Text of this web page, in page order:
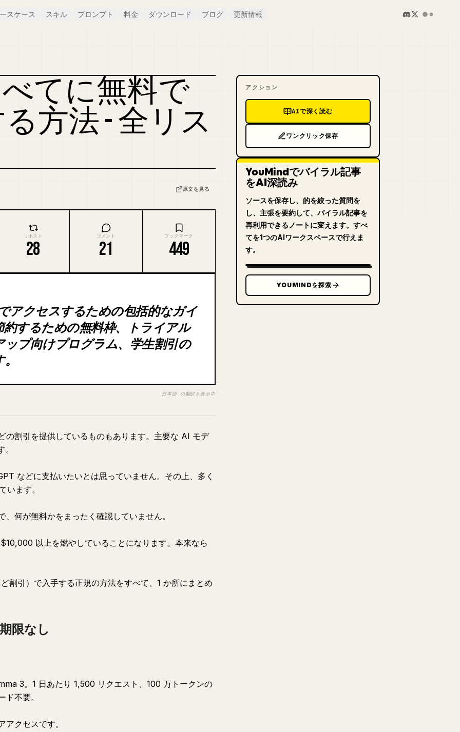
スケース スキル プロンプト 料金 ダウンロード ブログ 更新情報
カバーをリミックス
べてに無料で
方法 - 全リス
原文を見る
リポスト
28
コメント
21
ブックマーク
449
アクセスするための包括的なガイ
するための無料枠、トライアル
プ向けプログラム、学生割引の
日本語 の翻訳を表示中
の割引を提供しているものもあります。主要な AI モデ
などに支払いたいとは思っていません。その上、多く
います。
何が無料かをまったく確認していません。
以上を燃やしていることになります。本来なら
割引）で入手する正規の方法をすべて、1 か所にまとめ
限なし
3。1 日あたり 1,500 リクエスト、100 万トークンの
不要。
クセスです。
アクション
AIで深く読む
ワンクリック保存
YouMindでバイラル記事
をAI深読み
ソースを保存し、的を絞った質問を
し、主張を要約して、バイラル記事を
再利用できるノートに変えます。すべ
てを1つのAIワークスペースで行えま
す。
YOUMINDを探索